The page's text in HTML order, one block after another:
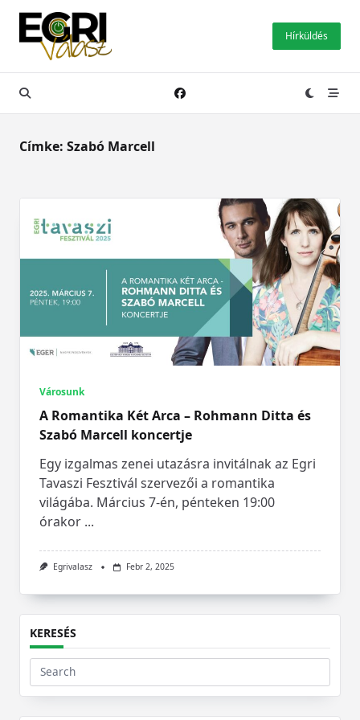
Skip
content
Hírküldés
Címke: Szabó Marcell
Városunk
A Romantika Két Arca – Rohmann Ditta és
Szabó Marcell koncertje
Egy izgalmas zenei utazásra invitálnak az Egri
Tavaszi Fesztivál szervezői a romantika
világába. Március 7-én, pénteken 19:00
órakor ...
Egrivalasz Febr 2, 2025
KERESÉS
Search
for: